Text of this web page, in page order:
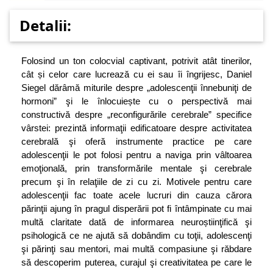
Detalii:
Folosind un ton colocvial captivant, potrivit atât tinerilor,
cât și celor care lucrează cu ei sau îi îngrijesc, Daniel
Siegel dărâmă miturile despre „adolescenţii înnebuniţi de
hormoni” şi le înlocuiește cu o perspectivă mai
constructivă despre „reconfigurările cerebrale” specifice
vârstei: prezintă informaţii edificatoare despre activitatea
cerebrală şi oferă instrumente practice pe care
adolescenţii le pot folosi pentru a naviga prin vâltoarea
emoţională, prin transformările mentale şi cerebrale
precum şi în relaţiile de zi cu zi. Motivele pentru care
adolescenţii fac toate acele lucruri din cauza cărora
părinţii ajung în pragul disperării pot fi întâmpinate cu mai
multă claritate dată de informarea neuroștiinţifică şi
psihologică ce ne ajută să dobândim cu toţii, adolescenţi
şi părinţi sau mentori, mai multă compasiune şi răbdare
să descoperim puterea, curajul şi creativitatea pe care le